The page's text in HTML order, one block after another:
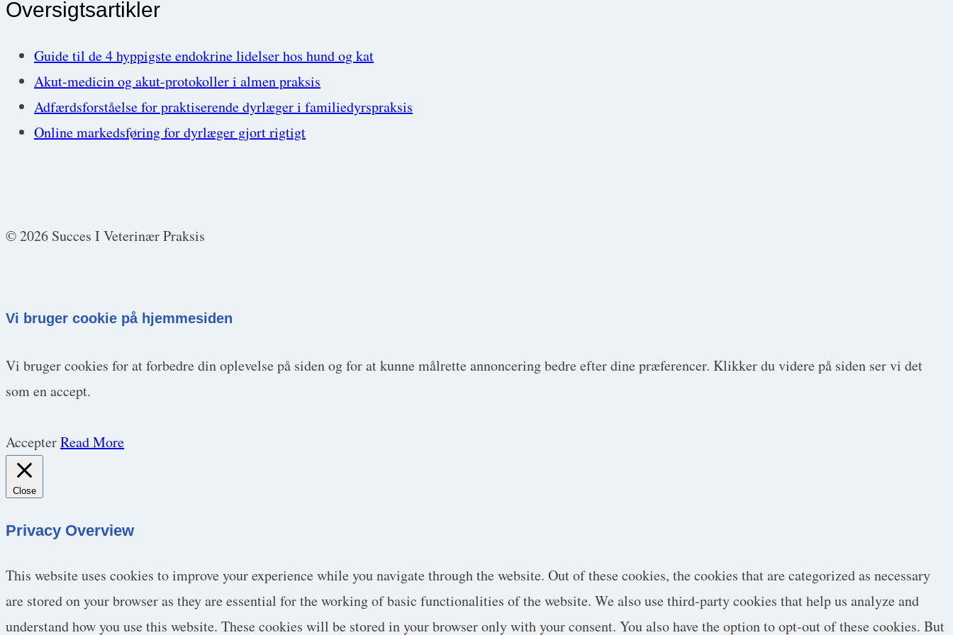
Oversigtsartikler
Guide til de 4 hyppigste endokrine lidelser hos hund og kat
Akut-medicin og akut-protokoller i almen praksis
Adfærdsforståelse for praktiserende dyrlæger i familiedyrspraksis
Online markedsføring for dyrlæger gjort rigtigt
© 2026 Succes I Veterinær Praksis
Vi bruger cookie på hjemmesiden
Vi bruger cookies for at forbedre din oplevelse på siden og for at kunne målrette annoncering bedre efter dine præferencer. Klikker du videre på siden ser vi det
som en accept.
AccepterRead More
Close
Privacy Overview
This website uses cookies to improve your experience while you navigate through the website. Out of these cookies, the cookies that are categorized as necessary
are stored on your browser as they are essential for the working of basic functionalities of the website. We also use third-party cookies that help us analyze and
understand how you use this website. These cookies will be stored in your browser only with your consent. You also have the option to opt-out of these cookies. But